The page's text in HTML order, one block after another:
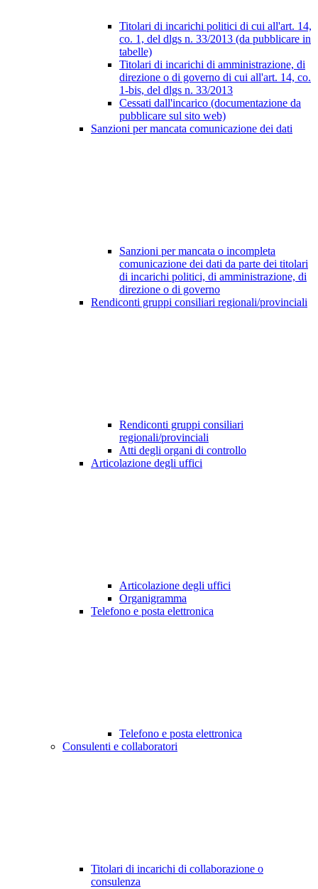
Titolari di incarichi politici di cui all'art. 14,
co. 1, del dlgs n. 33/2013 (da pubblicare in
tabelle)
Titolari di incarichi di amministrazione, di
direzione o di governo di cui all'art. 14, co.
1-bis, del dlgs n. 33/2013
Cessati dall'incarico (documentazione da
pubblicare sul sito web)
Sanzioni per mancata comunicazione dei dati
Sanzioni per mancata o incompleta
comunicazione dei dati da parte dei titolari
di incarichi politici, di amministrazione, di
direzione o di governo
Rendiconti gruppi consiliari regionali/provinciali
Rendiconti gruppi consiliari
regionali/provinciali
Atti degli organi di controllo
Articolazione degli uffici
Articolazione degli uffici
Organigramma
Telefono e posta elettronica
Telefono e posta elettronica
Consulenti e collaboratori
Titolari di incarichi di collaborazione o
consulenza